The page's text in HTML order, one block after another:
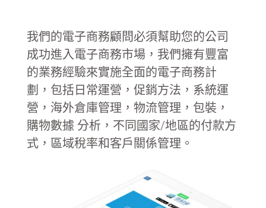
我們的電子商務顧問必須幫助您的公司
成功進入電子商務市場，我們擁有豐富
的業務經驗來實施全面的電子商務計
劃，包括日常運營，促銷方法，系統運
營，海外倉庫管理，物流管理，包裝，
購物數據 分析，不同國家/地區的付款方
式，區域稅率和客戶關係管理。